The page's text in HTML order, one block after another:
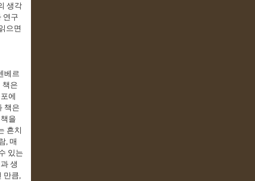
생각
연구
으면
베르
책은
에
책은
을
흔치
, 매
있는
생
만큼,